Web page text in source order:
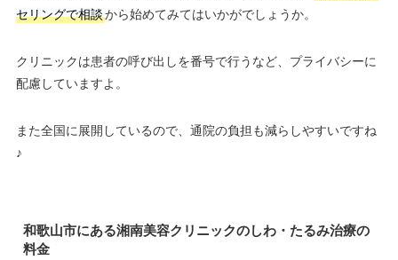
セリングで相談から始めてみてはいかがでしょうか。
クリニックは患者の呼び出しを番号で行うなど、プライバシーに
配慮していますよ。
また全国に展開しているので、通院の負担も減らしやすいですね
♪
和歌山市にある湘南美容クリニックのしわ・たるみ治療の
料金